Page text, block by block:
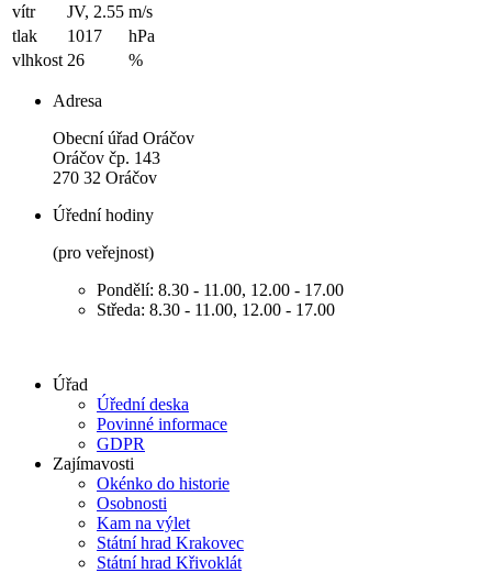
vítr
JV, 2.55 m/s
tlak
1017
hPa
vlhkost 26 %
Adresa
Obecní úřad Oráčov
Oráčov čp. 143
270 32 Oráčov
Úřední hodiny
(pro veřejnost)
Pondělí: 8.30 - 11.00, 12.00 - 17.00
Středa: 8.30 - 11.00, 12.00 - 17.00
Úřad
Úřední deska
Povinné informace
GDPR
Zajímavosti
Okénko do historie
Osobnosti
Kam na výlet
Státní hrad Krakovec
Státní hrad Křivoklát